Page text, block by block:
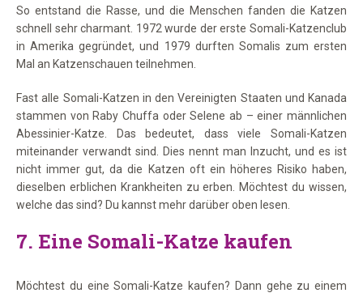
So entstand die Rasse, und die Menschen fanden die Katzen
schnell sehr charmant. 1972 wurde der erste Somali-Katzenclub
in Amerika gegründet, und 1979 durften Somalis zum ersten
Mal an Katzenschauen teilnehmen.
Fast alle Somali-Katzen in den Vereinigten Staaten und Kanada
stammen von Raby Chuffa oder Selene ab – einer männlichen
Abessinier-Katze. Das bedeutet, dass viele Somali-Katzen
miteinander verwandt sind. Dies nennt man Inzucht, und es ist
nicht immer gut, da die Katzen oft ein höheres Risiko haben,
dieselben erblichen Krankheiten zu erben. Möchtest du wissen,
welche das sind? Du kannst mehr darüber oben lesen.
7. Eine Somali-Katze kaufen
Möchtest du eine Somali-Katze kaufen? Dann gehe zu einem